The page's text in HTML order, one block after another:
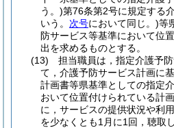
う。)第76条第2号に規定する
いう。 次号において同じ。)等
防サービス等基準において位
出を求めるものとする。
(13)
担当職員は，指定介護予
て，介護予防サービス計画に
計画書等県基準としての指定
おいて位置付けられている計
に，サービスの提供状況や利
を少なくとも1月に1回，聴取